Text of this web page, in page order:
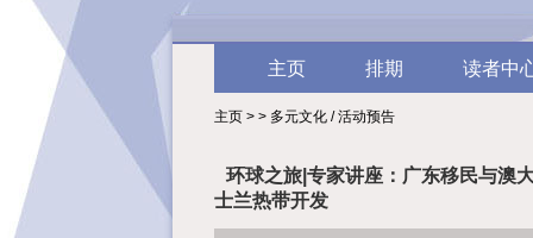
主页 排期 读者中
主页 > > 多元文化 / 活动预告
环球之旅|专家讲座：广东移民与澳
士兰热带开发